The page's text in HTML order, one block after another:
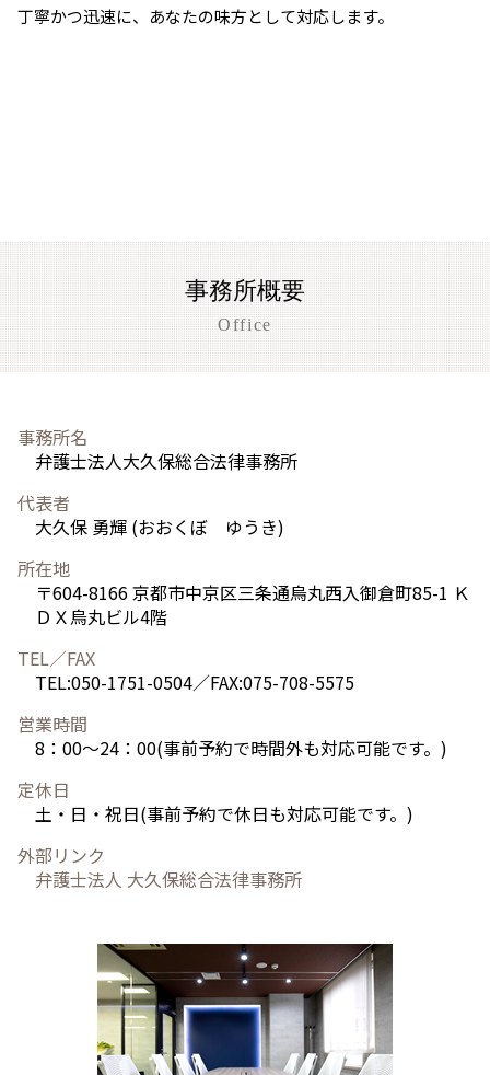
丁寧かつ迅速に、あなたの味方として対応します。
事務所概要
Office
事務所名
弁護士法人大久保総合法律事務所
代表者
大久保 勇輝 (おおくぼ ゆうき)
所在地
〒604-8166 京都市中京区三条通烏丸西入御倉町85-1 Ｋ
ＤＸ烏丸ビル4階
TEL／FAX
TEL:050-1751-0504／FAX:075-708-5575
営業時間
8：00～24：00(事前予約で時間外も対応可能です。)
定休日
土・日・祝日(事前予約で休日も対応可能です。)
外部リンク
弁護士法人 大久保総合法律事務所